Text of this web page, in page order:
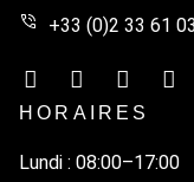
+33 (0)2 33 61
HORAIRES
Lundi : 08:00–17:00